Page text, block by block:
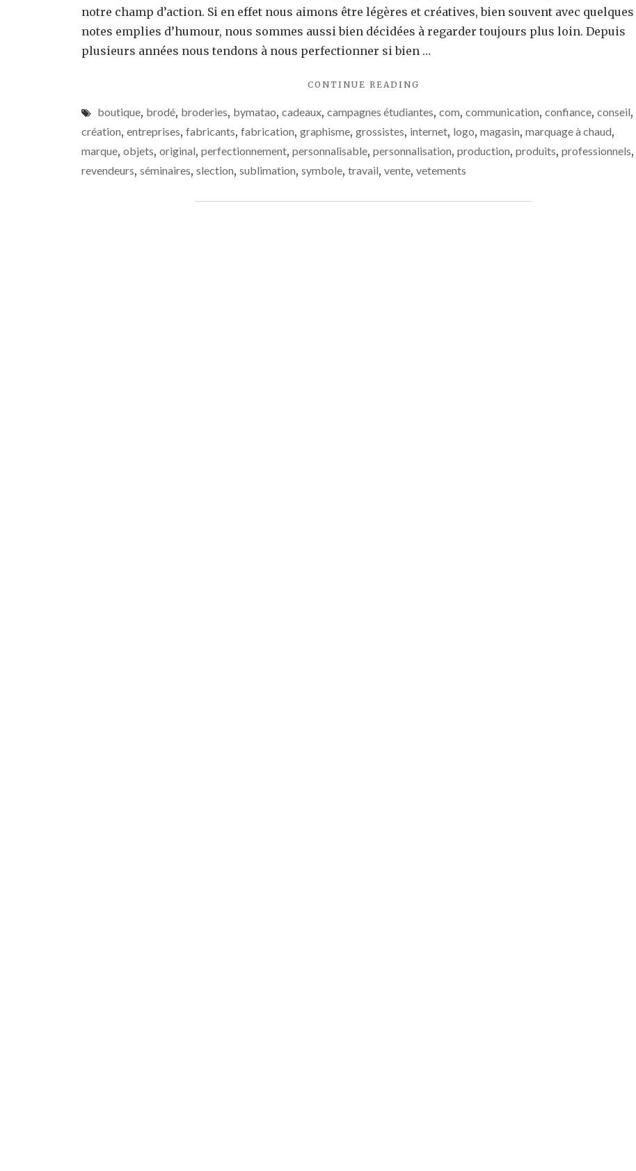
notre champ d’action. Si en effet nous aimons être légères et créatives, bien souvent avec quelques
notes emplies d’humour, nous sommes aussi bien décidées à regarder toujours plus loin. Depuis
plusieurs années nous tendons à nous perfectionner si bien …
CONTINUE READING
ONT
FAIT
!"
boutique, brodé, broderies, bymatao, cadeaux, campagnes étudiantes, com, communication, confiance, conseil,
création, entreprises, fabricants, fabrication, graphisme, grossistes, internet, logo, magasin, marquage à chaud,
marque, objets, original, perfectionnement, personnalisable, personnalisation, production, produits, professionnels,
revendeurs, séminaires, slection, sublimation, symbole, travail, vente, vetements